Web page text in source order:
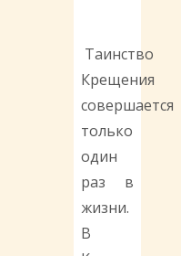
Таинство
Крещения
совершается
только
один
раз в
жизни.
В